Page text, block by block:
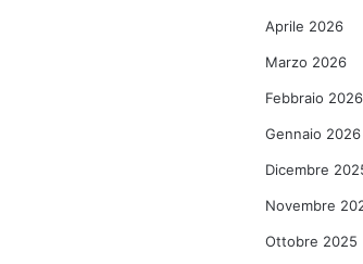
Aprile 2026
Marzo 2026
Febbraio 2026
Gennaio 2026
Dicembre
Novembre
Ottobre 2025